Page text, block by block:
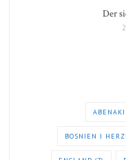
Der
ABENAKI
BOSNIEN I